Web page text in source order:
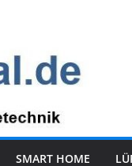
SMART HOME